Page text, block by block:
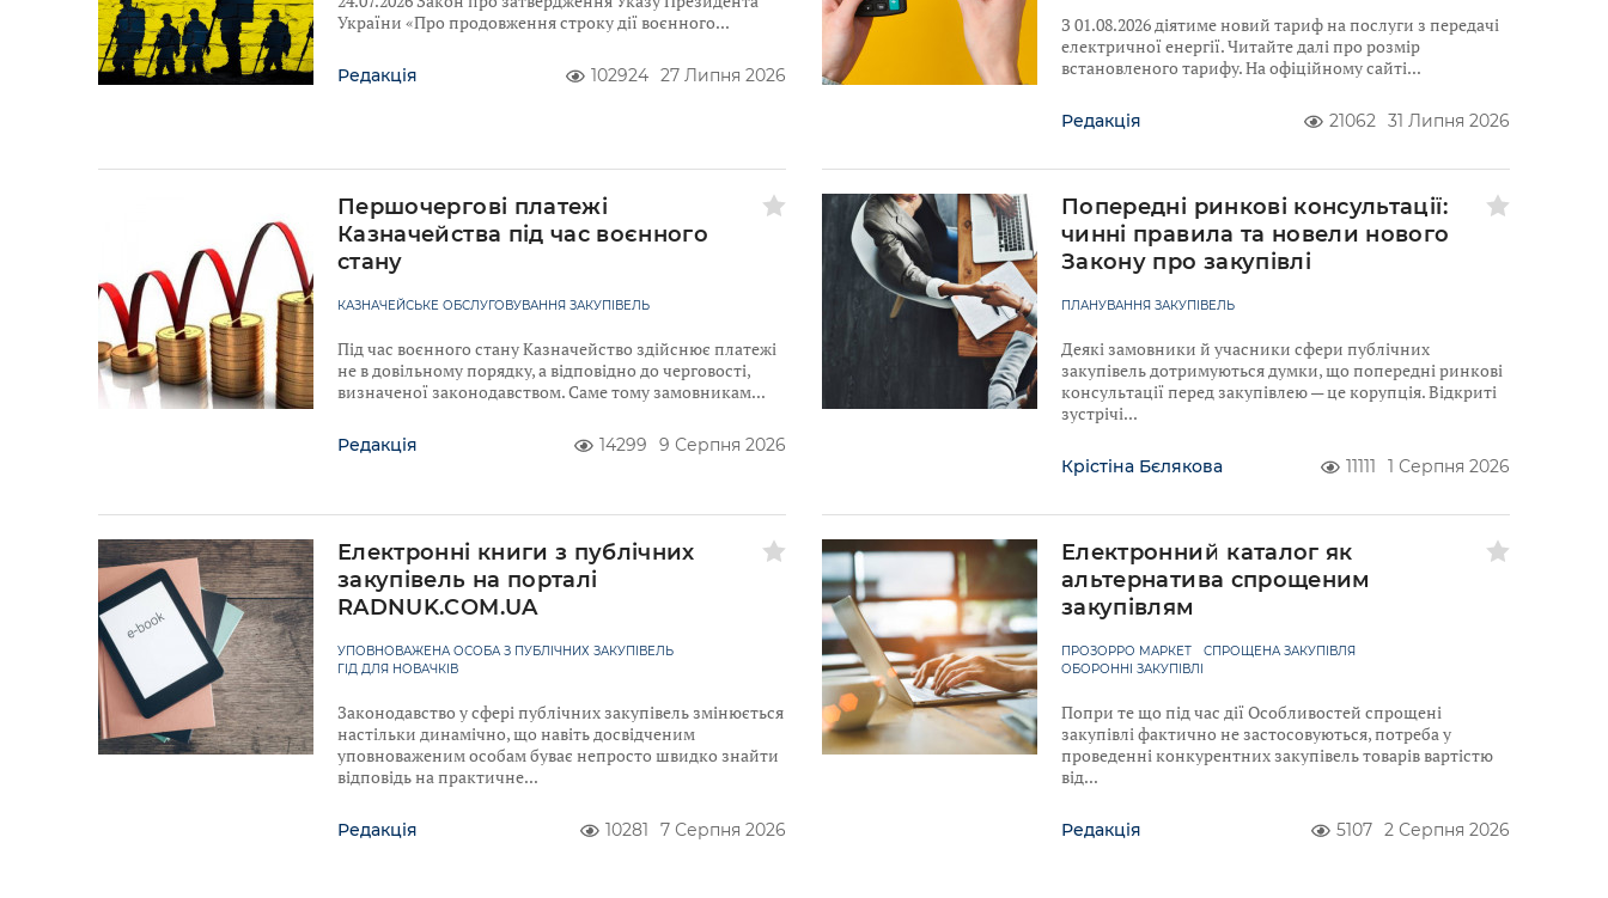
України «Про продовження строку дії воєнного
Редакція 102924 27 Липня 2026
З 01.08.2026 діятиме новий тариф на послуги з передачі
електричної енергії. Читайте далі про розмір
встановленого тарифу. На офіційному сайті
Редакція 21062 31 Липня 2026
Першочергові платежі
Казначейства під час воєнного
стану
КАЗНАЧЕЙСЬКЕ ОБСЛУГОВУВАННЯ ЗАКУПІВЕЛЬ
Під час воєнного стану Казначейство здійснює платежі
не в довільному порядку, а відповідно до черговості,
визначеної законодавством. Саме тому замовникам
Редакція 14299 9 Серпня 2026
Попередні ринкові консультації:
чинні правила та новели нового
Закону про закупівлі
ПЛАНУВАННЯ ЗАКУПІВЕЛЬ
Деякі замовники й учасники сфери публічних
закупівель дотримуються думки, що попередні ринкові
консультації перед закупівлею — це корупція. Відкриті
зустрічі
Крістіна Бєлякова 11111 1 Серпня 2026
Електронні книги з публічних
закупівель на порталі
RADNUK.COM.UA
УПОВНОВАЖЕНА ОСОБА З ПУБЛІЧНИХ ЗАКУПІВЕЛЬ
ГІД ДЛЯ НОВАЧКІВ
Законодавство у сфері публічних закупівель змінюється
настільки динамічно, що навіть досвідченим
уповноваженим особам буває непросто швидко знайти
відповідь на практичне
Редакція 10281 7 Серпня 2026
Електронний каталог як
альтернатива спрощеним
закупівлям
ПРОЗОРРО МАРКЕТ
СПРОЩЕНА ЗАКУПІВЛЯ
ОБОРОННІ ЗАКУПІВЛІ
Попри те що під час дії Особливостей спрощені
закупівлі фактично не застосовуються, потреба у
проведенні конкурентних закупівель товарів вартістю
від
Редакція 5107 2 Серпня 2026